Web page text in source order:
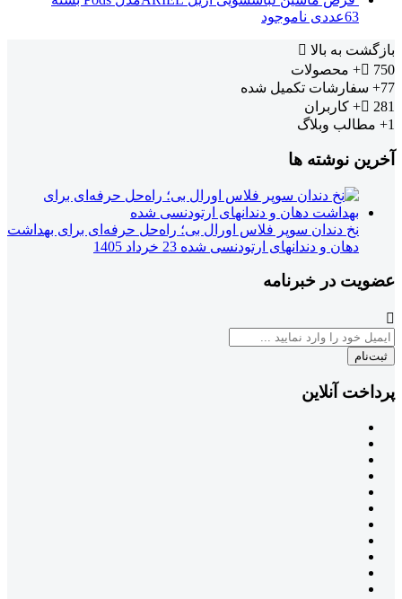
63عددی
ناموجود
بازگشت به بالا
750+
محصولات
77+
سفارشات تکمیل شده
281+
کاربران
1+
مطالب وبلاگ
آخرین نوشته ها
نخ دندان سوپر فلاس اورال بی؛ راه‌حل حرفه‌ای برای بهداشت
دهان و دندانهای ارتودنسی شده 23 خرداد 1405
عضویت در خبرنامه
ثبت‌نام
پرداخت آنلاین